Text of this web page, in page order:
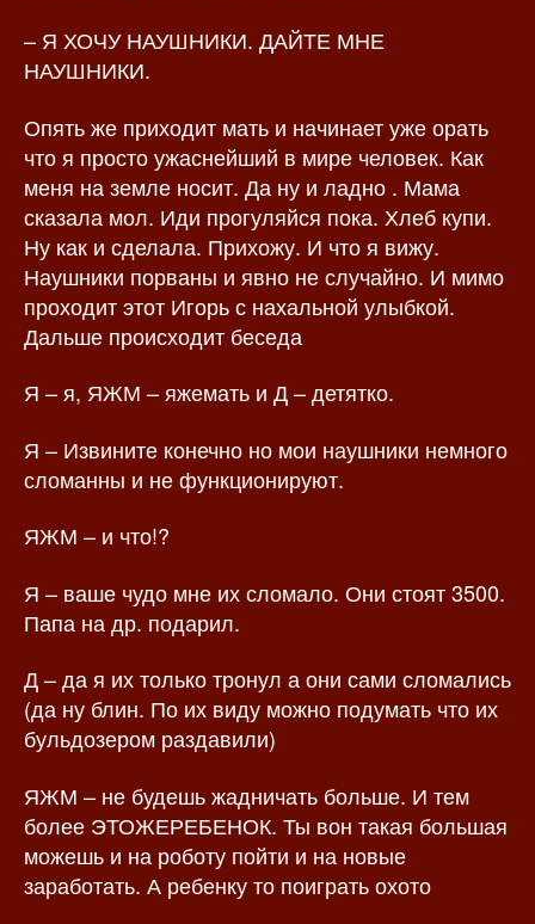
– Я ХОЧУ НАУШНИКИ. ДАЙТЕ МНЕ
НАУШНИКИ.
Опять же приходит мать и начинает уже орать
что я просто ужаснейший в мире человек. Как
меня на земле носит. Да ну и ладно . Мама
сказала мол. Иди прогуляйся пока. Хлеб купи.
Ну как и сделала. Прихожу. И что я вижу.
Наушники порваны и явно не случайно. И мимо
проходит этот Игорь с нахальной улыбкой.
Дальше происходит беседа
Я – я, ЯЖМ – яжемать и Д – детятко.
Я – Извините конечно но мои наушники немного
сломанны и не функционируют.
ЯЖМ – и что!?
Я – ваше чудо мне их сломало. Они стоят 3500.
Папа на др. подарил.
Д – да я их только тронул а они сами сломались
(да ну блин. По их виду можно подумать что их
бульдозером раздавили)
ЯЖМ – не будешь жадничать больше. И тем
более ЭТОЖЕРЕБЕНОК. Ты вон такая большая
можешь и на роботу пойти и на новые
заработать. А ребенку то поиграть охото